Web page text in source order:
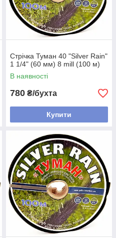
Стрічка Туман 40 "Silver Rain"
1 1/4" (60 мм) 8 mill (100 м)
В наявності
780 ₴/бухта
Купити